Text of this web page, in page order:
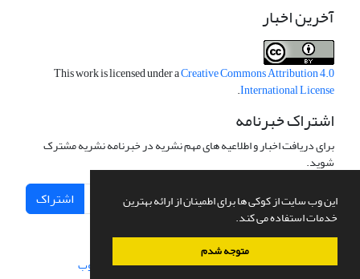
این وب سایت از کوکی ها برای اطمینان از ارائه بهترین
خدمات استفاده می کند.
متوجه شدم
آخرین اخبار
This work is licensed under aCreative Commons Attribution 4.0
International License
.
اشتراک خبرنامه
برای دریافت اخبار و اطلاعیه های مهم نشریه در خبرنامه نشریه مشترک
شوید.
اشتراک
سامانه مدیریت نشریات علمی.طراحی و پیاده سازی از سیناوب